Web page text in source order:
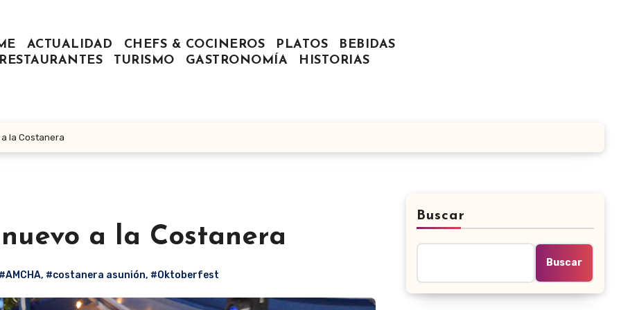
ACTUALIDAD CHEFS & COCINEROS PLATOS
BEBIDAS
RESTAURANTES
TURISMO GASTRONOMÍA HISTORIAS
la Costanera
a la Costanera
#AMCHA, #costanera asunión, #Oktoberfest
Buscar
Buscar